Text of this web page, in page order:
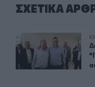
ΣΧΕΤΙΚA
Δήμας για ΒΟΑΚ: